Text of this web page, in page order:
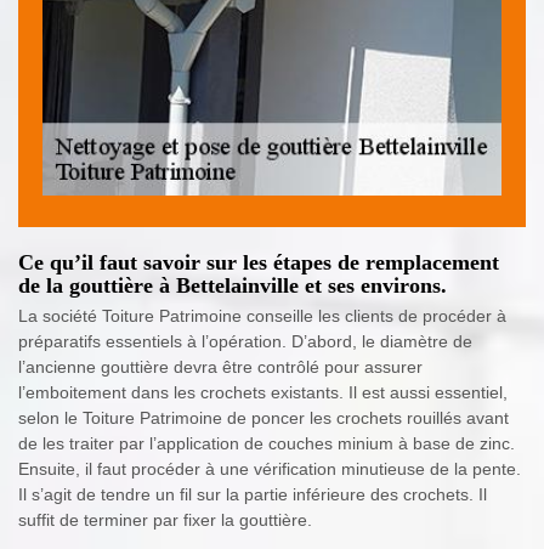
Ce qu’il faut savoir sur les étapes de remplacement
de la gouttière à Bettelainville et ses environs.
La société Toiture Patrimoine conseille les clients de procéder à
préparatifs essentiels à l’opération. D’abord, le diamètre de
l’ancienne gouttière devra être contrôlé pour assurer
l’emboitement dans les crochets existants. Il est aussi essentiel,
selon le Toiture Patrimoine de poncer les crochets rouillés avant
de les traiter par l’application de couches minium à base de zinc.
Ensuite, il faut procéder à une vérification minutieuse de la pente.
Il s’agit de tendre un fil sur la partie inférieure des crochets. Il
suffit de terminer par fixer la gouttière.